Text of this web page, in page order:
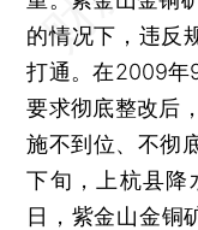
的情况下，违反
打通。在2009年
要求彻底整改后
施不到位、不彻
下旬，上杭县降
日，紫金山金铜